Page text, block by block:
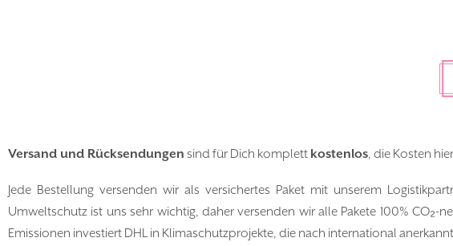
Versand und Rücksendungen sind für Dich komplett kostenlos, die Kosten
Jede Bestellung versenden wir als versichertes Paket mit unserem
Umweltschutz ist uns sehr wichtig, daher versenden wir alle Pakete 100%
Emissionen investiert DHL in Klimaschutzprojekte, die nach international